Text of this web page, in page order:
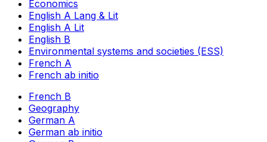
Economics
English A Lang & Lit
English A Lit
English B
Environmental systems and societies (ESS)
French A
French ab initio
French B
Geography
German A
German ab initio